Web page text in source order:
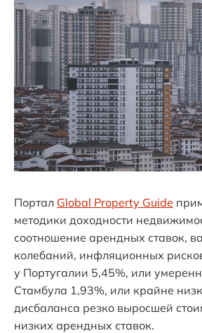
Портал Global Property Guide
методики доходности
соотношение арендных ставок,
колебаний, инфляционных
у Португалии 5,45%, или
Стамбула 1,93%, или крайне
дисбаланса резко выросшей
низких арендных ставок.